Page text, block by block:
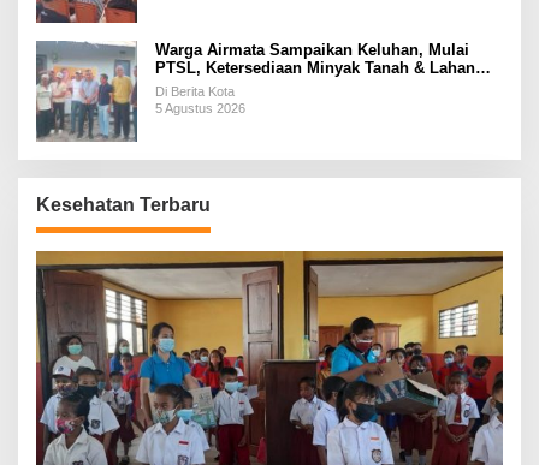
Warga Airmata Sampaikan Keluhan, Mulai
PTSL, Ketersediaan Minyak Tanah & Lahan
Pemakaman
Di Berita Kota
5 Agustus 2026
Kesehatan Terbaru